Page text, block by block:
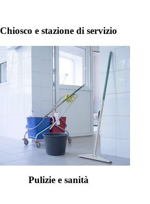
Chiosco e stazione di servizio
Pulizie e sanità